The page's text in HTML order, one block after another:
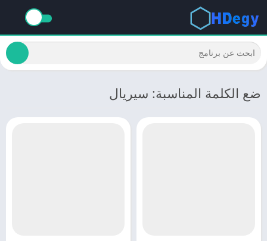
ضع الكلمة المناسبة: سيريال